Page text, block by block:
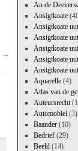
→
An de
Ansigtkoate
Ansigtkoate
Ansigtkoate
Ansigtkoate
Ansigtkoate
Ansigtkoate
Aquarelle(4)
Atlas van de
Auteursrecht
Automobiel(3)
Baander(10)
Bedrief(29)
Beeld(14)